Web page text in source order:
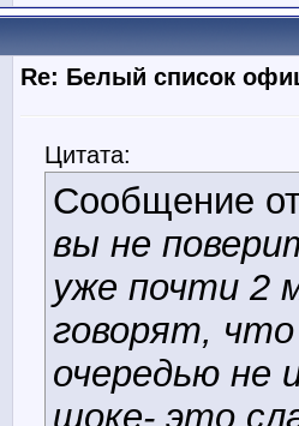
Re: Белый список
Цитата:
Сообщение
вы не
уже почти 2
говорят,
очередью не
шоке- это